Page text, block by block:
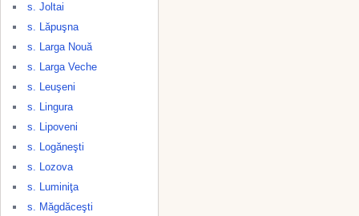
s. Joltai
s. Lăpuşna
s. Larga Nouă
s. Larga Veche
s. Leuşeni
s. Lingura
s. Lipoveni
s. Logăneşti
s. Lozova
s. Luminiţa
s. Măgdăceşti